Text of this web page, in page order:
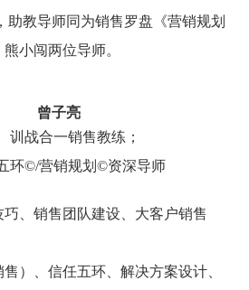
教导师同为销售罗盘《营销规划
小闯两位导师。
曾子亮
训战合一销售教练；
环©/营销规划©资深导师
、销售团队建设、大客户销售
）、信任五环、解决方案设计、